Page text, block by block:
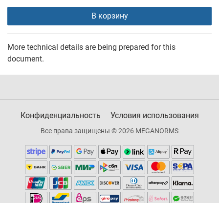
В корзину
More technical details are being prepared for this
document.
Конфиденциальность Условия использования
Все права защищены © 2026 MEGANORMS